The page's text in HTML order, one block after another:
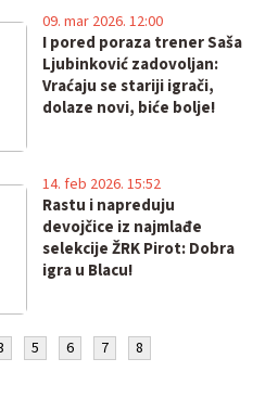
I pored poraza trener Saša
Ljubinković zadovoljan:
Vraćaju se stariji igrači,
dolaze novi, biće bolje!
09. mar 2026. 12:00
Rastu i napreduju
devojčice iz najmlađe
selekcije ŽRK Pirot: Dobra
igra u Blacu!
14. feb 2026. 15:52
5 6 7 8